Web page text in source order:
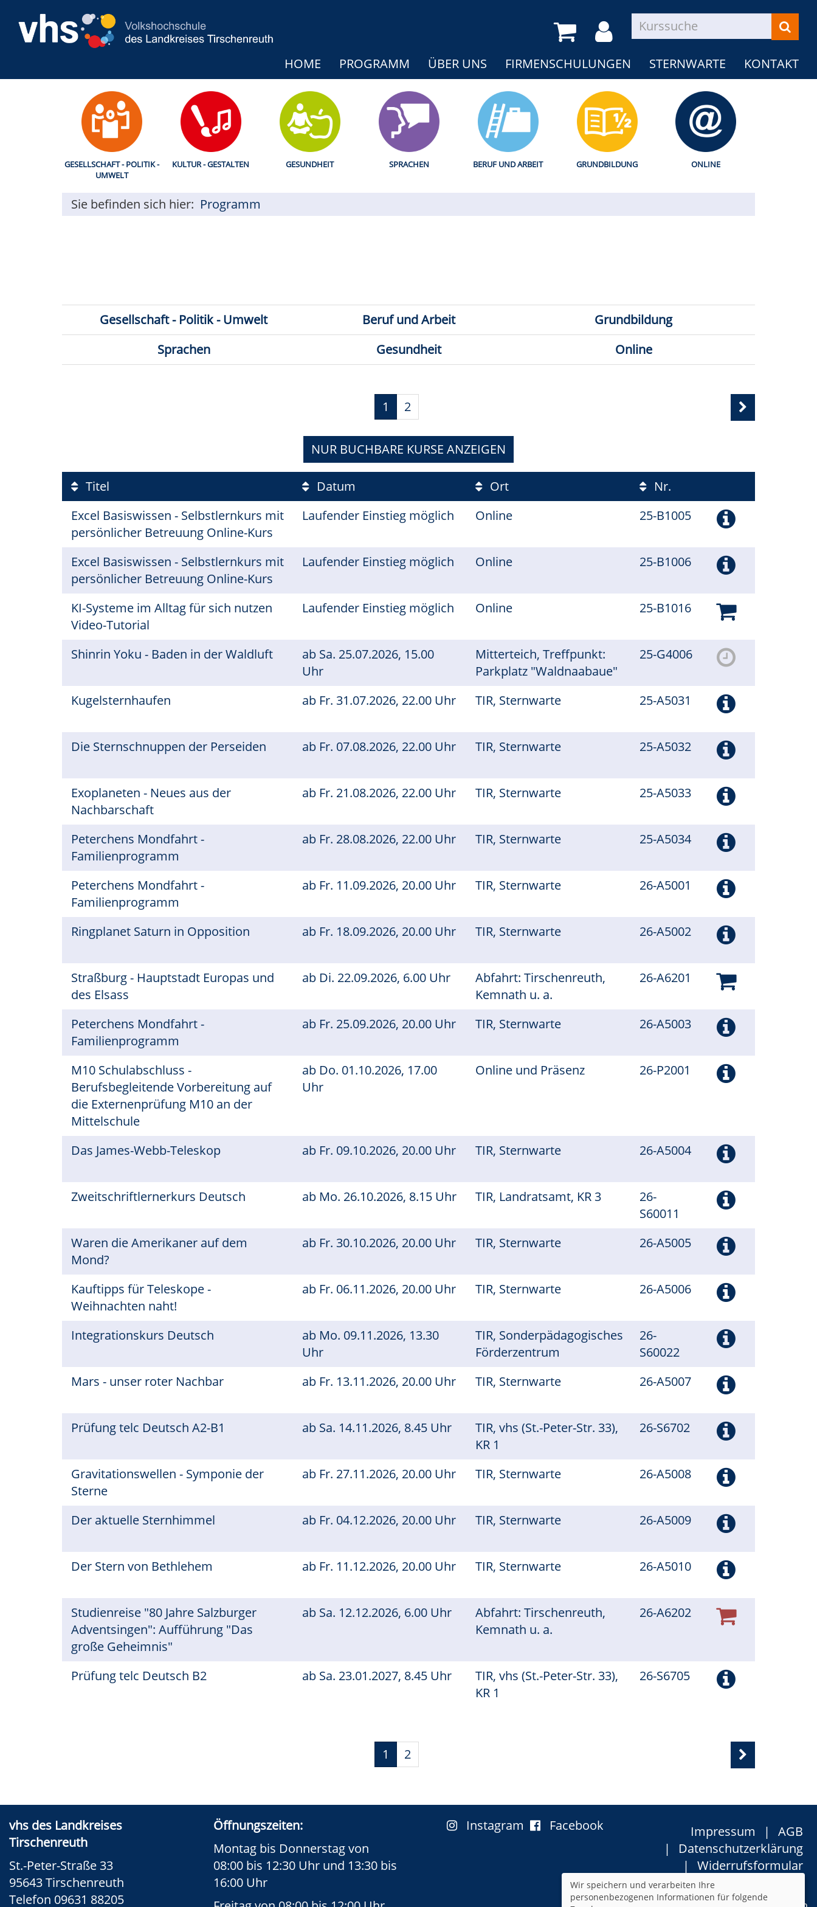
HOME PROGRAMM ÜBER UNS FIRMENSCHULUNGEN STERNWARTE KONTAKT
GESELLSCHAFT - POLITIK -
UMWELT
KULTUR - GESTALTEN GESUNDHEIT SPRACHEN BERUF UND ARBEIT GRUNDBILDUNG ONLINE
Sie befinden sich hier: Programm
Gesellschaft - Politik - Umwelt Beruf und Arbeit
Grundbildung
Sprachen
Gesundheit Online
1 2
NUR BUCHBARE KURSE ANZEIGEN
Titel Datum Ort
Nr.
Excel Basiswissen - Selbstlernkurs mit
persönlicher Betreuung Online-Kurs
Laufender Einstieg möglich Online 25-B1005
Excel Basiswissen - Selbstlernkurs mit
persönlicher Betreuung Online-Kurs
Laufender Einstieg möglich Online 25-B1006
KI-Systeme im Alltag für sich nutzen
Video-Tutorial
Laufender Einstieg möglich Online 25-B1016
Shinrin Yoku - Baden in der Waldluft ab Sa. 25.07.2026, 15.00
Uhr
Mitterteich, Treffpunkt:
Parkplatz "Waldnaabaue"
25-G4006
Kugelsternhaufen ab Fr. 31.07.2026, 22.00 Uhr TIR, Sternwarte 25-A5031
Die Sternschnuppen der Perseiden ab Fr. 07.08.2026, 22.00 Uhr TIR, Sternwarte 25-A5032
Exoplaneten - Neues aus der
Nachbarschaft
ab Fr. 21.08.2026, 22.00 Uhr TIR, Sternwarte 25-A5033
Peterchens Mondfahrt -
Familienprogramm
ab Fr. 28.08.2026, 22.00 Uhr TIR, Sternwarte 25-A5034
Peterchens Mondfahrt -
Familienprogramm
ab Fr. 11.09.2026, 20.00 Uhr TIR, Sternwarte 26-A5001
Ringplanet Saturn in Opposition ab Fr. 18.09.2026, 20.00 Uhr TIR, Sternwarte 26-A5002
Straßburg - Hauptstadt Europas und
des Elsass
ab Di. 22.09.2026, 6.00 Uhr
Abfahrt: Tirschenreuth,
Kemnath u. a.
26-A6201
Peterchens Mondfahrt -
Familienprogramm
ab Fr. 25.09.2026, 20.00 Uhr TIR, Sternwarte 26-A5003
M10 Schulabschluss -
Berufsbegleitende Vorbereitung auf
die Externenprüfung M10 an der
Mittelschule
ab Do. 01.10.2026, 17.00
Uhr
Online und Präsenz 26-P2001
Das James-Webb-Teleskop ab Fr. 09.10.2026, 20.00 Uhr TIR, Sternwarte 26-A5004
Zweitschriftlernerkurs Deutsch ab Mo. 26.10.2026, 8.15 Uhr TIR, Landratsamt, KR 3
26-
S60011
Waren die Amerikaner auf dem
Mond?
ab Fr. 30.10.2026, 20.00 Uhr TIR, Sternwarte 26-A5005
Kauftipps für Teleskope -
Weihnachten naht!
ab Fr. 06.11.2026, 20.00 Uhr TIR, Sternwarte 26-A5006
Integrationskurs Deutsch ab Mo. 09.11.2026, 13.30
Uhr
TIR, Sonderpädagogisches
Förderzentrum
26-
S60022
Mars - unser roter Nachbar
ab Fr. 13.11.2026, 20.00 Uhr TIR, Sternwarte 26-A5007
Prüfung telc Deutsch A2-B1 ab Sa. 14.11.2026, 8.45 Uhr
TIR, vhs (St.-Peter-Str. 33),
KR 1
26-S6702
Gravitationswellen - Symponie der
Sterne
ab Fr. 27.11.2026, 20.00 Uhr TIR, Sternwarte 26-A5008
Der aktuelle Sternhimmel ab Fr. 04.12.2026, 20.00 Uhr TIR, Sternwarte 26-A5009
Der Stern von Bethlehem ab Fr. 11.12.2026, 20.00 Uhr TIR, Sternwarte 26-A5010
Studienreise "80 Jahre Salzburger
Adventsingen": Aufführung "Das
große Geheimnis"
ab Sa. 12.12.2026, 6.00 Uhr
Abfahrt: Tirschenreuth,
Kemnath u. a.
26-A6202
Prüfung telc Deutsch B2 ab Sa. 23.01.2027, 8.45 Uhr
TIR, vhs (St.-Peter-Str. 33),
KR 1
26-S6705
1 2
vhs des Landkreises
Tirschenreuth
St.-Peter-Straße 33
95643 Tirschenreuth
Telefon 09631 88205
Öffnungszeiten:
Montag bis Donnerstag von
08:00 bis 12:30 Uhr und 13:30 bis
16:00 Uhr
Facebook
Instagram Impressum
AGB
Datenschutzerklärung
Widerrufsformular
Newsletter
Wir speichern und verarbeiten Ihre
personenbezogenen Informationen für folgende